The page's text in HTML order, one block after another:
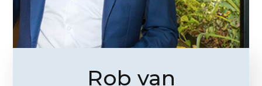
Rob van